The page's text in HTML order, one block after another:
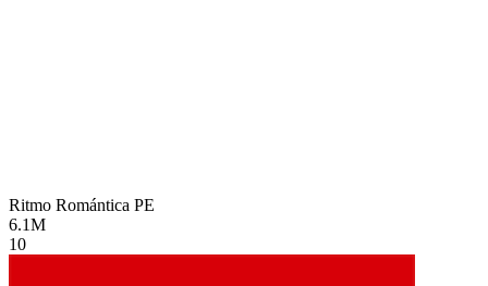
Ritmo Romántica PE
6.1M
10